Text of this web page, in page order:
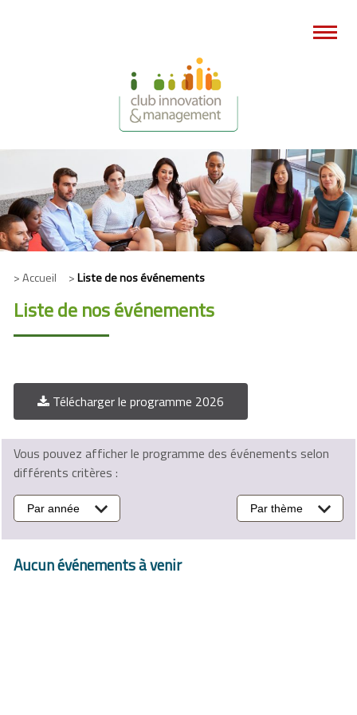
> Accueil >Liste de nos événements
Liste de nos événements
Télécharger le programme 2026
Vous pouvez afficher le programme des événements selon
différents critères :
Par année Par thème
Aucun événements à venir